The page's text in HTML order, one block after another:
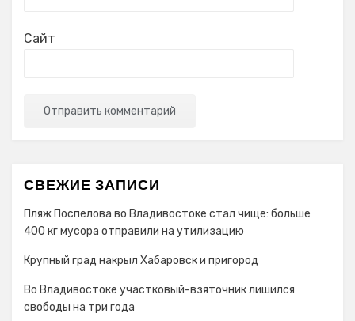
Сайт
СВЕЖИЕ ЗАПИСИ
Пляж Поспелова во Владивостоке стал чище: больше
400 кг мусора отправили на утилизацию
Крупный град накрыл Хабаровск и пригород
Во Владивостоке участковый-взяточник лишился
свободы на три года